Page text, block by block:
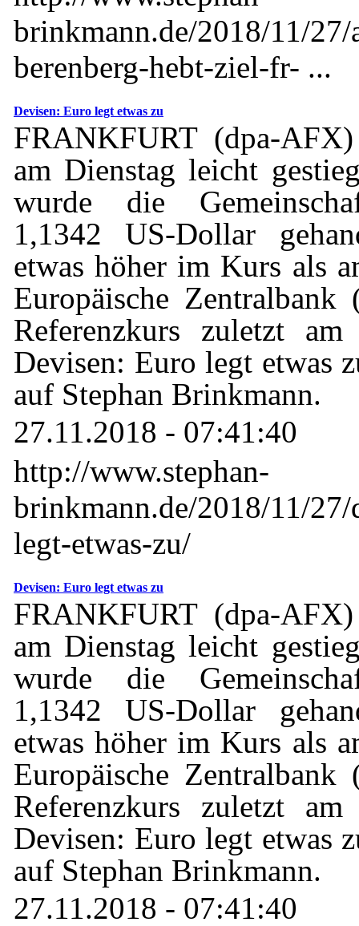
brinkmann.de/2018/11/27/
berenberg-hebt-ziel-fr- ...
Devisen: Euro legt etwas zu
FRANKFURT (dpa-
am Dienstag leicht
wurde die
1,1342 US-Dollar
etwas höher im Kurs als
Europäische
Referenzkurs zuletzt
Devisen: Euro legt etwas
auf Stephan Brinkmann.
27.11.2018 - 07:41:40
http://www.stephan-
brinkmann.de/2018/11/27/
legt-etwas-zu/
Devisen: Euro legt etwas zu
FRANKFURT (dpa-
am Dienstag leicht
wurde die
1,1342 US-Dollar
etwas höher im Kurs als
Europäische
Referenzkurs zuletzt
Devisen: Euro legt etwas
auf Stephan Brinkmann.
27.11.2018 - 07:41:40